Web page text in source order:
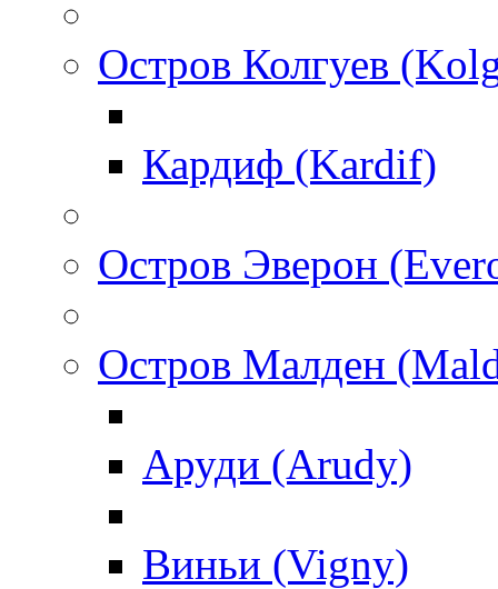
Остров Колгуев
Кардиф (Kardif)
Остров Эверон
Остров Малден
Аруди (Arudy)
Виньи (Vigny)